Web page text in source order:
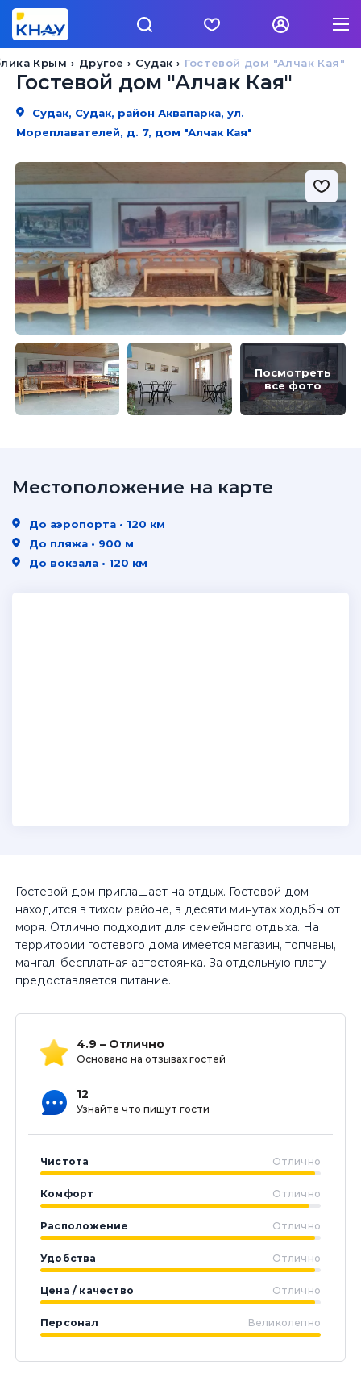
Гостевой дом "Алчак Кая"
Судак
Другое
Крым
Гостевой дом "Алчак Кая"
Судак, Судак, район Аквапарка, ул.
Мореплавателей, д. 7, дом "Алчак Кая"
Посмотреть
все фото
Гостевой дом приглашает на отдых. Гостевой дом
находится в тихом районе, в десяти минутах ходьбы от
моря. Отлично подходит для семейного отдыха. На
территории гостевого дома имеется магазин, топчаны,
мангал, бесплатная автостоянка. За отдельную плату
предоставляется питание.
4.9 – Отлично
Основано на отзывах гостей
12
Узнайте что пишут гости
Чистота Отлично
Комфорт Отлично
Расположение Отлично
Удобства Отлично
Цена / качество Отлично
Персонал Великолепно
Местоположение на карте
До аэропорта • 120 км
До пляжа • 900 м
До вокзала • 120 км